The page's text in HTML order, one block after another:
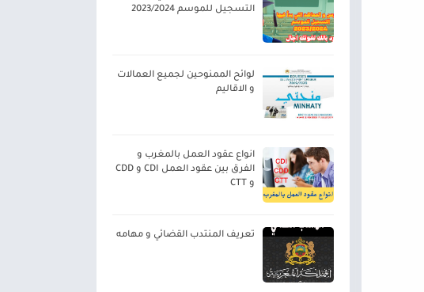
التسجيل للموسم 2023/2024
لوائح الممنوحين لجميع العمالات
و الاقاليم
انواع عقود العمل بالمغرب و
الفرق بين عقود العمل CDI و CDD
و CTT
تعريف المنتدب القضائي و مهامه